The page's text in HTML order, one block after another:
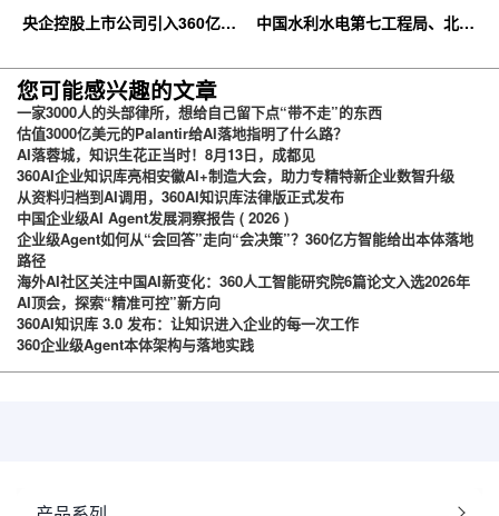
央企控股上市公司引入360亿方
台
中国水利水电第七工程局、北京
您可能感兴趣的文章
一家3000人的头部律所，想给自己留下点“带不走”的东西
估值3000亿美元的Palantir给AI落地指明了什么路？
AI落蓉城，知识生花正当时！8月13日，成都见
360AI企业知识库亮相安徽AI+制造大会，助力专精特新企业数智升级
从资料归档到AI调用，360AI知识库法律版正式发布
中国企业级AI Agent发展洞察报告 ( 2026 )
企业级Agent如何从“会回答”走向“会决策”？360亿方智能给出本体落地
路径
海外AI社区关注中国AI新变化：360人工智能研究院6篇论文入选2026年
AI顶会，探索“精准可控”新方向
360AI知识库 3.0 发布：让知识进入企业的每一次工作
360企业级Agent本体架构与落地实践